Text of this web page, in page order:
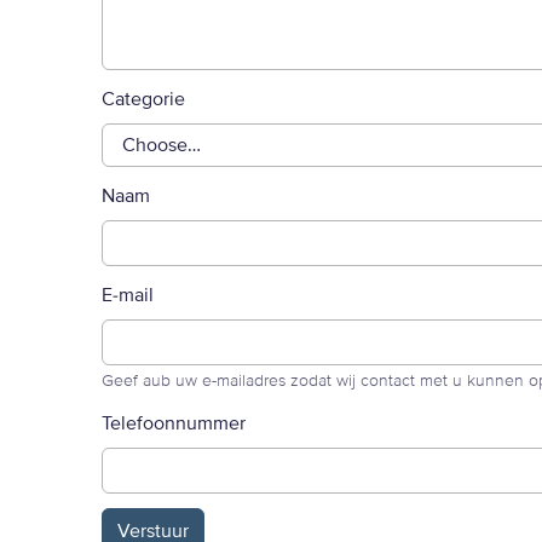
Categorie
Naam
E-mail
Geef aub uw e-mailadres zodat wij contact met u kunnen
Telefoonnummer